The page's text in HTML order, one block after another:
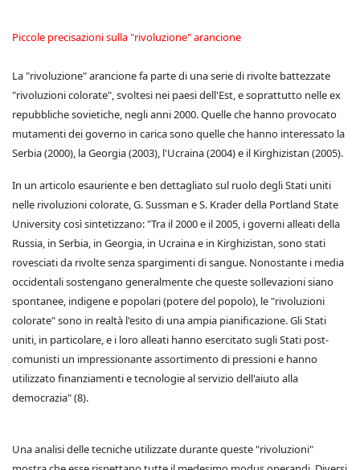
Piccole precisazioni sulla "rivoluzione" arancione
La "rivoluzione" arancione fa parte di una serie di rivolte battezzate
"rivoluzioni colorate", svoltesi nei paesi dell'Est, e soprattutto nelle ex
repubbliche sovietiche, negli anni 2000. Quelle che hanno provocato
mutamenti dei governo in carica sono quelle che hanno interessato la
Serbia (2000), la Georgia (2003), l'Ucraina (2004) e il Kirghizistan (2005).
In un articolo esauriente e ben dettagliato sul ruolo degli Stati uniti
nelle rivoluzioni colorate, G. Sussman e S. Krader della Portland State
University così sintetizzano: "Tra il 2000 e il 2005, i governi alleati della
Russia, in Serbia, in Georgia, in Ucraina e in Kirghizistan, sono stati
rovesciati da rivolte senza spargimenti di sangue. Nonostante i media
occidentali sostengano generalmente che queste sollevazioni siano
spontanee, indigene e popolari (potere del popolo), le "rivoluzioni
colorate" sono in realtà l'esito di una ampia pianificazione. Gli Stati
uniti, in particolare, e i loro alleati hanno esercitato sugli Stati post-
comunisti un impressionante assortimento di pressioni e hanno
utilizzato finanziamenti e tecnologie al servizio dell'aiuto alla
democrazia" (8).
Una analisi delle tecniche utilizzate durante queste "rivoluzioni"